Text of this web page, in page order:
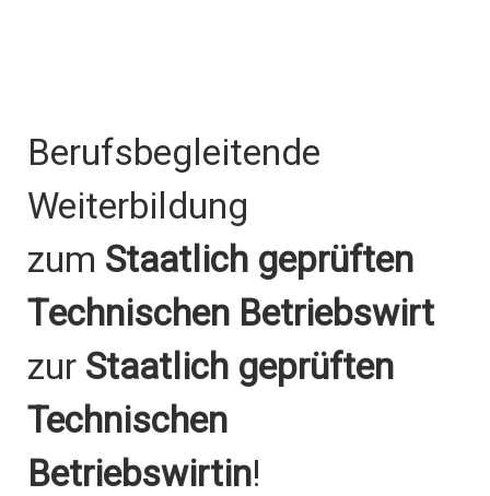
Berufsbegleitende
Weiterbildung
zum Staatlich geprüften
Technischen Betriebswirt
zur Staatlich geprüften
Technischen
Betriebswirtin!